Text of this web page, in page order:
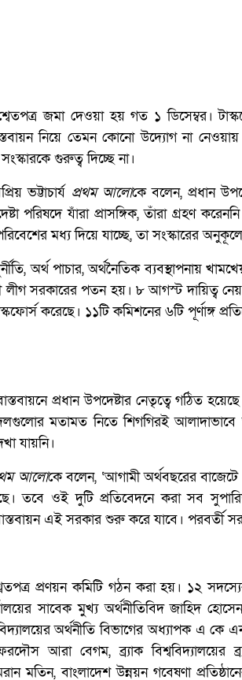
জমা দেওয়া হয় গত ১ ডিসেম্বর।
নিয়ে তেমন কোনো উদ্যোগ না
গুরুত্ব দিচ্ছে না।
ভট্টাচার্য প্রথম আলোকে বলেন, প্রধান
পরিষদে যাঁরা প্রাসঙ্গিক, তাঁরা গ্রহণ
মধ্য দিয়ে যাচ্ছে, তা সংস্কারের
অর্থ পাচার, অর্থনৈতিক ব্যবস্থাপনায়
সরকারের পতন হয়। ৮ আগস্ট দায়িত্ব নেয়
করেছে। ১১টি কমিশনের ৬টি পূর্ণাঙ্গ
প্রধান উপদেষ্টার নেতৃত্বে গঠিত
মতামত নিতে শিগগিরই
যায়নি।
আলোকে বলেন, ‘আগামী অর্থবছরের
ওই দুটি প্রতিবেদনে করা সব সুপারিশ
এই সরকার শুরু করে যাবে। পরবর্তী
প্রণয়ন কমিটি গঠন করা হয়। ১২
সাবেক মুখ্য অর্থনীতিবিদ জাহিদ
অর্থনীতি বিভাগের অধ্যাপক এ কে
আরা বেগম, ব্র্যাক বিশ্ববিদ্যালয়ের
মতিন, বাংলাদেশ উন্নয়ন গবেষণা